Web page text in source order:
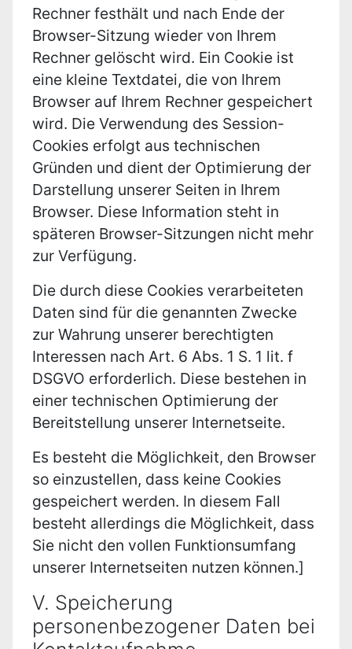
Rechner festhält und nach Ende der
Browser-Sitzung wieder von Ihrem
Rechner gelöscht wird. Ein Cookie ist
eine kleine Textdatei, die von Ihrem
Browser auf Ihrem Rechner gespeichert
wird. Die Verwendung des Session-
Cookies erfolgt aus technischen
Gründen und dient der Optimierung der
Darstellung unserer Seiten in Ihrem
Browser. Diese Information steht in
späteren Browser-Sitzungen nicht mehr
zur Verfügung.
Die durch diese Cookies verarbeiteten
Daten sind für die genannten Zwecke
zur Wahrung unserer berechtigten
Interessen nach Art. 6 Abs. 1 S. 1 lit. f
DSGVO erforderlich. Diese bestehen in
einer technischen Optimierung der
Bereitstellung unserer Internetseite.
Es besteht die Möglichkeit, den Browser
so einzustellen, dass keine Cookies
gespeichert werden. In diesem Fall
besteht allerdings die Möglichkeit, dass
Sie nicht den vollen Funktionsumfang
unserer Internetseiten nutzen können.]
V. Speicherung
personenbezogener Daten bei